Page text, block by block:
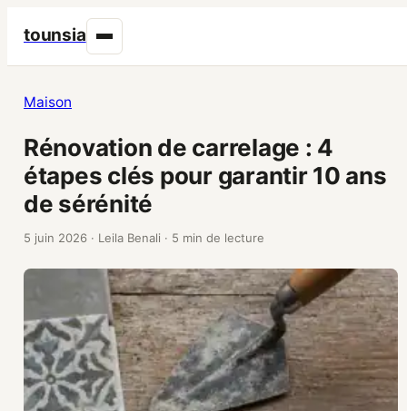
tounsia
Maison
Rénovation de carrelage : 4
étapes clés pour garantir 10 ans
de sérénité
5 juin 2026 · Leila Benali · 5 min de lecture